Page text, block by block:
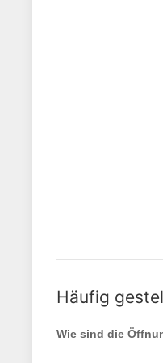
Häufig
Wie sind die